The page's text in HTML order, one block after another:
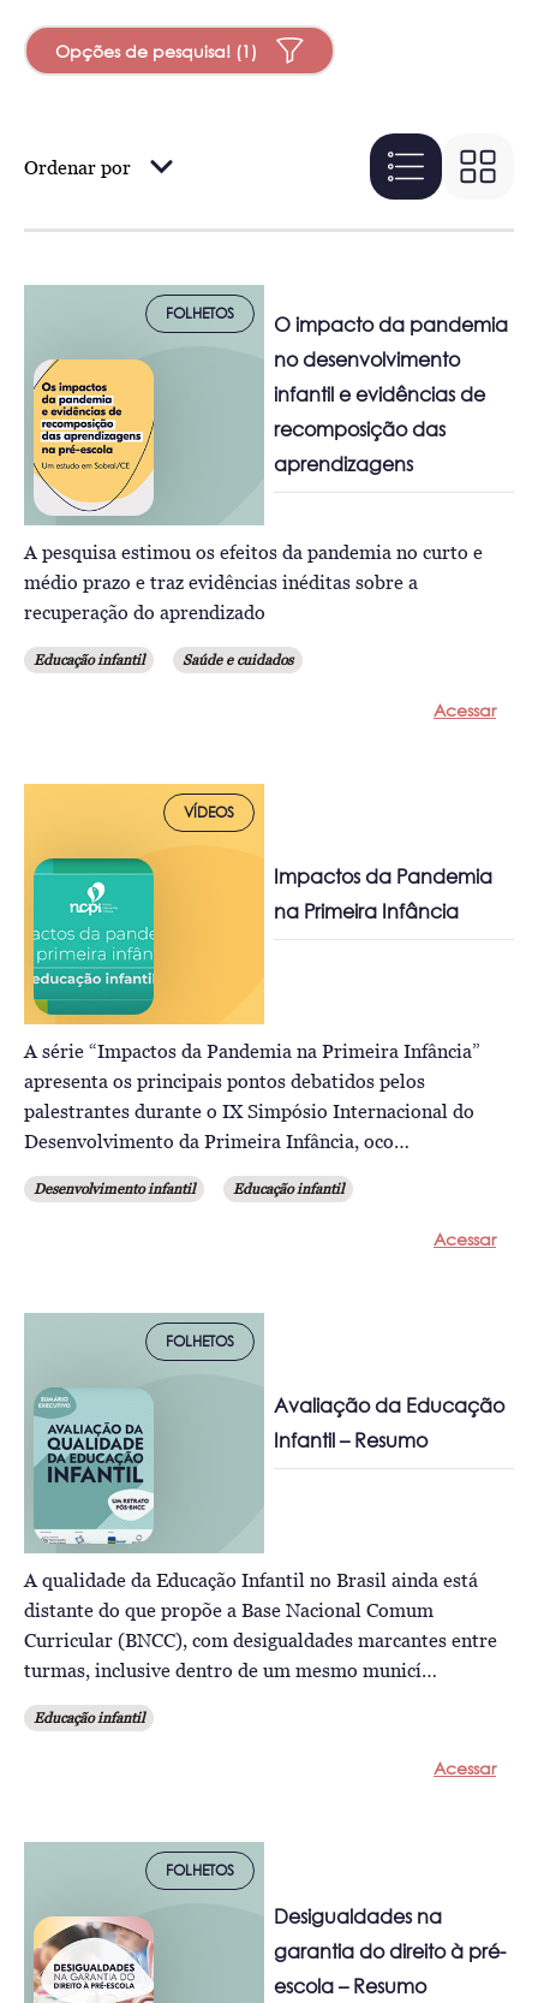
Opções de pesquisa! (1)
Ordenar por
FOLHETOS
O impacto da pandemia
no desenvolvimento
infantil e evidências de
recomposição das
aprendizagens
A pesquisa estimou os efeitos da pandemia no curto e
médio prazo e traz evidências inéditas sobre a
recuperação do aprendizado
Educação infantil Saúde e cuidados
Acessar
VÍDEOS
Impactos da Pandemia
na Primeira Infância
A série “Impactos da Pandemia na Primeira Infância”
apresenta os principais pontos debatidos pelos
palestrantes durante o IX Simpósio Internacional do
Desenvolvimento da Primeira Infância, oco…
Desenvolvimento infantil Educação infantil
Acessar
FOLHETOS
Avaliação da Educação
Infantil – Resumo
A qualidade da Educação Infantil no Brasil ainda está
distante do que propõe a Base Nacional Comum
Curricular (BNCC), com desigualdades marcantes entre
turmas, inclusive dentro de um mesmo municí…
Educação infantil
Acessar
FOLHETOS
Desigualdades na
garantia do direito à pré-
escola – Resumo